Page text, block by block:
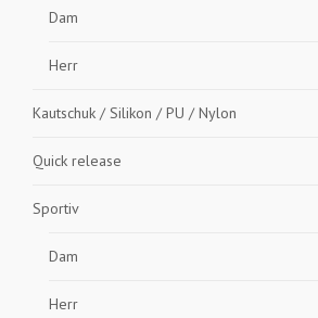
Dam
Herr
Kautschuk / Silikon / PU / Nylon
Quick release
Sportiv
Dam
Herr